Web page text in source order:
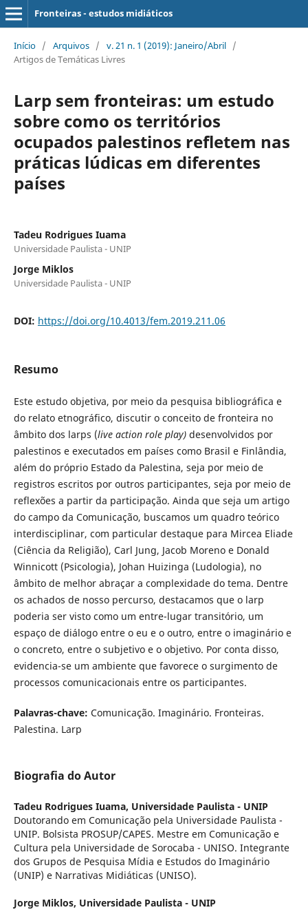
Fronteiras - estudos midiáticos
Início / Arquivos / v. 21 n. 1 (2019): Janeiro/Abril /
Artigos de Temáticas Livres
Larp sem fronteiras: um estudo
sobre como os territórios
ocupados palestinos refletem nas
práticas lúdicas em diferentes
países
Tadeu Rodrigues Iuama
Universidade Paulista - UNIP
Jorge Miklos
Universidade Paulista - UNIP
DOI: https://doi.org/10.4013/fem.2019.211.06
Resumo
Este estudo objetiva, por meio da pesquisa bibliográfica e
do relato etnográfico, discutir o conceito de fronteira no
âmbito dos larps (live action role play)desenvolvidos por
palestinos e executados em países como Brasil e Finlândia,
além do próprio Estado da Palestina, seja por meio de
registros escritos por outros participantes, seja por meio de
reflexões a partir da participação. Ainda que seja um artigo
do campo da Comunicação, buscamos um quadro teórico
interdisciplinar, com particular destaque para Mircea Eliade
(Ciência da Religião), Carl Jung, Jacob Moreno e Donald
Winnicott (Psicologia), Johan Huizinga (Ludologia), no
âmbito de melhor abraçar a complexidade do tema. Dentre
os achados de nosso percurso, destacamos que o larp
poderia ser visto como um entre-lugar transitório, um
espaço de diálogo entre o eu e o outro, entre o imaginário e
o concreto, entre o subjetivo e o objetivo. Por conta disso,
evidencia-se um ambiente que favorece o surgimento de
processos comunicacionais entre os participantes.
Palavras-chave: Comunicação. Imaginário. Fronteiras.
Palestina. Larp
Biografia do Autor
Tadeu Rodrigues Iuama, Universidade Paulista - UNIP
Doutorando em Comunicação pela Universidade Paulista -
UNIP. Bolsista PROSUP/CAPES. Mestre em Comunicação e
Cultura pela Universidade de Sorocaba - UNISO. Integrante
dos Grupos de Pesquisa Mídia e Estudos do Imaginário
(UNIP) e Narrativas Midiáticas (UNISO).
Jorge Miklos, Universidade Paulista - UNIP